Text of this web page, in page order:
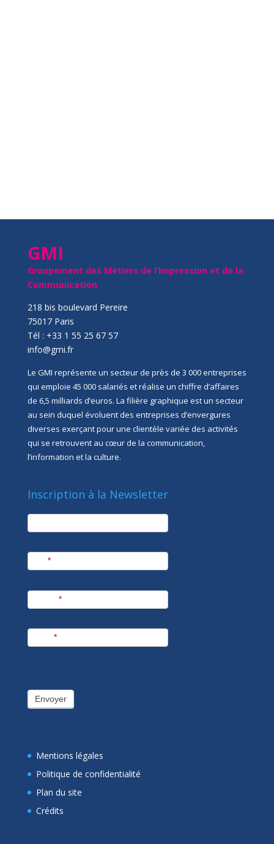
GMI
Groupement des Métiers de l’Impression et de la
Communication
218 bis boulevard Pereire
75017 Paris
Tél : +33 1 55 25 67 57
info@gmi.fr
Le GMI représente un secteur de près de 3 000 entreprises
qui emploie 45 000 salariés et réalise un chiffre d’affaires
de 6,5 milliards d’euros. La filière graphique est un secteur
au sein duquel évoluent des entreprises d’envergures
diverses exerçant pour une clientèle variée des activités
qui se retrouvent au cœur de la communication,
l’information et la culture.
Inscription à la Newsletter
newsletter
*
*
*
Envoyer
Mentions légales
Politique de confidentialité
Plan du site
Crédits